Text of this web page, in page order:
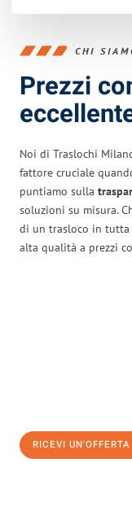
CHI
Prezzi
Noi di Traslochi
fattore cruciale
puntiamo sulla
soluzioni su misura.
di un trasloco in tutta
alta qualità a prezzi
RICEVI